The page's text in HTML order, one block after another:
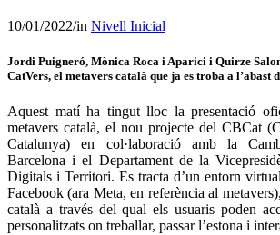
10/01/2022/in Nivell Inicial
Jordi Puigneró, Mònica Roca i Aparici i Quirze
CatVers, el metavers català que ja es troba a l’abast
Aquest matí ha tingut lloc la presentació
metavers català, el nou projecte del CBCat
Catalunya) en col·laboració amb la
Barcelona i el Departament de la
Digitals i Territori. Es tracta d’un entorn
Facebook (ara Meta, en referència al
català a través del qual els usuaris poden
personalitzats on treballar, passar l’estona i